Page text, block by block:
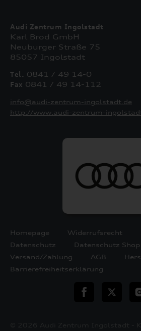
Audi Zentrum Ingolstadt
Karl Brod GmbH
Neuburger Straße 75
85057 Ingolstadt
Tel. 0841 / 49 14-0
Fax 0841 / 49 14-112
info@audi-zentrum-ingolstadt.de
http://www.audi-zentrum-
Homepage Widerrufsrecht
Datenschutz
Datenschutz Shop
Versand/Zahlung
AGB
Barrierefreiheitserklärung
teilen Twitter